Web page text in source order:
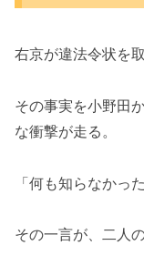
右京が違法令状を
その事実を小野田
な衝撃が走る。
「何も知らなかっ
その一言が、二人